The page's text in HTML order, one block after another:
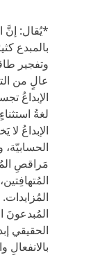
*يُقال: إنَّ
بالمبدع
وتفجير
عالٍ من
الإبداعُ
لغةُ
الإبداعُ
الحسابيّة،
مَراقصِ
المُزايدات.
المُبدعونَ
الحقيقي